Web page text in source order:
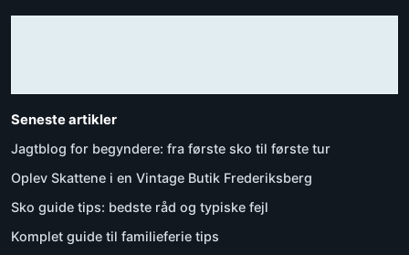
Seneste artikler
Jagtblog for begyndere: fra første sko til første tur
Oplev Skattene i en Vintage Butik Frederiksberg
Sko guide tips: bedste råd og typiske fejl
Komplet guide til familieferie tips